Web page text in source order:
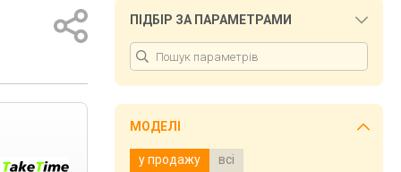
ПІДБІР ЗА ПАРАМЕТРАМИ
МОДЕЛІ
у продажу всі